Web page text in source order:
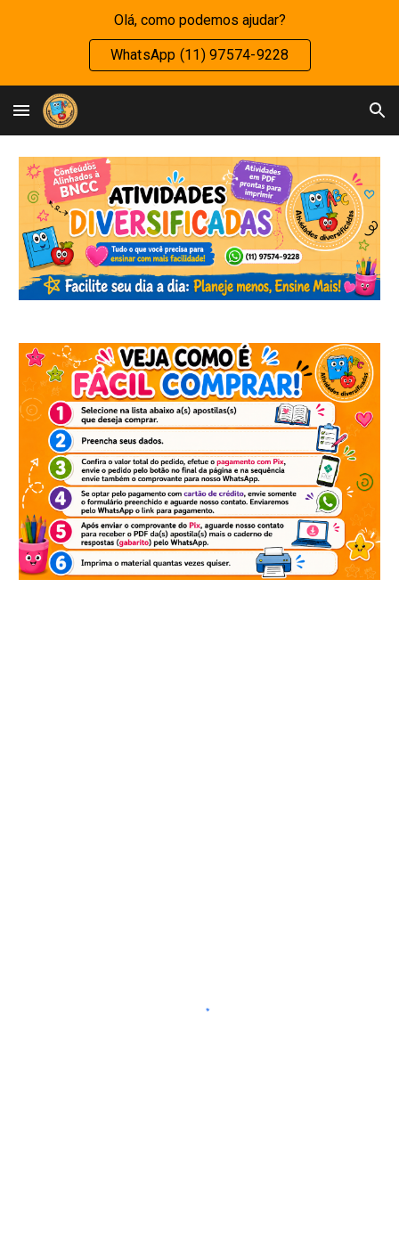
Olá, como podemos ajudar?
WhatsApp (11) 97574-9228